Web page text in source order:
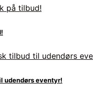
udendørs eventyr!